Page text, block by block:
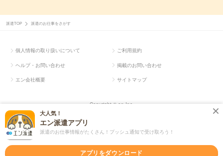
大人気！
エン派遣アプリ
派遣のお仕事情報がたくさん！プッシュ通知で受け取ろう！
アプリをダウンロード
派遣TOP 派遣のお仕事をさがす
個人情報の取り扱いについて ご利用規約
ヘルプ・お問い合わせ 掲載のお問い合わせ
エン会社概要 サイトマップ
Copyright © en Inc.